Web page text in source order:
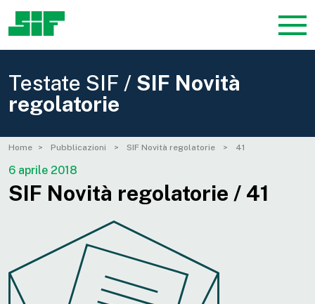
Testate SIF / SIF Novità
regolatorie
Home Pubblicazioni SIF Novità regolatorie 41
6 aprile 2018
SIF Novità regolatorie / 41